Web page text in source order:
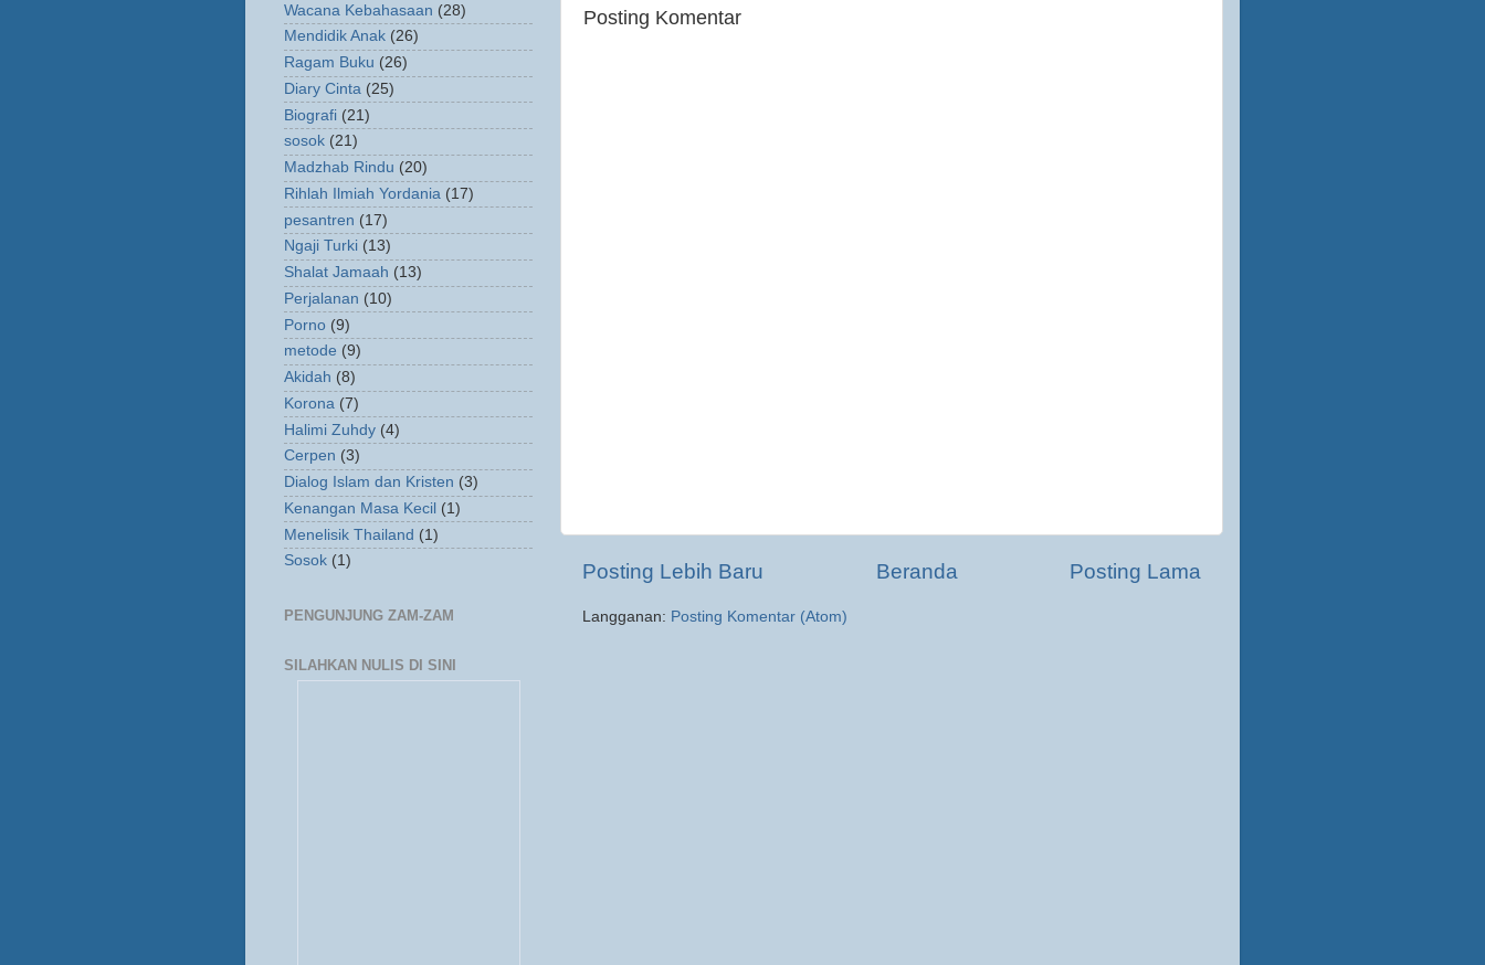
Posting Komentar
Posting Lebih Baru Posting Lama
Beranda
Langganan: Posting Komentar (Atom)
Wacana Kebahasaan (28)
Mendidik Anak (26)
Ragam Buku (26)
Diary Cinta (25)
Biografi (21)
sosok (21)
Madzhab Rindu (20)
Rihlah Ilmiah Yordania (17)
pesantren (17)
Ngaji Turki (13)
Shalat Jamaah (13)
Perjalanan (10)
Porno (9)
metode (9)
Akidah (8)
Korona (7)
Halimi Zuhdy (4)
Cerpen (3)
Dialog Islam dan Kristen (3)
Kenangan Masa Kecil (1)
Menelisik Thailand (1)
Sosok (1)
PENGUNJUNG ZAM-ZAM
SILAHKAN NULIS DI SINI